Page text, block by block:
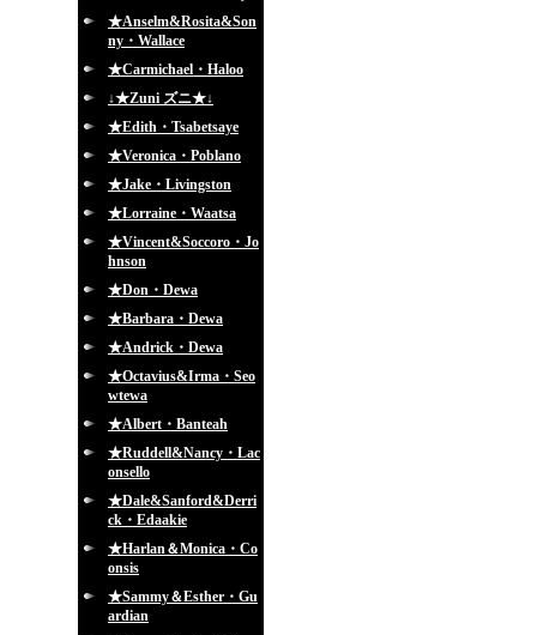
★Anselm&Rosita&Son
ny・Wallace
★Carmichael・Haloo
↓★Zuni ズニ★↓
★Edith・Tsabetsaye
★Veronica・Poblano
★Jake・Livingston
★Lorraine・Waatsa
★Vincent&Soccoro・Jo
hnson
★Don・Dewa
★Barbara・Dewa
★Andrick・Dewa
★Octavius&Irma・Seo
wtewa
★Albert・Banteah
★Ruddell&Nancy・Lac
onsello
★Dale&Sanford&Derri
ck・Edaakie
★Harlan＆Monica・Co
onsis
★Sammy＆Esther・Gu
ardian